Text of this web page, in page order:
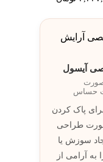
آیسول
حساس
پاک کردن
طراحی
سوزش يا
آرامی از